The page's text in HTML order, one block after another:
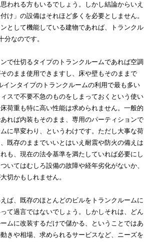
われる方もいるでしょう。しかし結論からいえ
け」の設備はそれほど多くを必要としません。
として機能している建物であれば、トランクル
分なのです。
で仕切るタイプのトランクルームであれば空調
のまま使用できますし、床や壁もそのままで
インタイプのトランクルームの利用で最も多い
スで不要不急のものをしまっておくという使い
荷重も特に高い性能は求められません。一般的
れば内装もそのまま、専用のパーティションで
に早変わり、というわけです。ただし大事な荷
既存のままでいいとはいえ耐震や防火の備えは
も、現在の法令基準を満たしていれば必要にし
いてはむしろ設備の故障や経年劣化がないか、
切かもしれません。
ば、既存のほとんどのビルをトランクルームに
て過言ではないでしょう。しかしそれは、どん
ムに改装するだけで儲かる、ということではあ
きや相場、求められるサービスなど、ニーズを